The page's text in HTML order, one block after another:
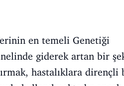
en temeli Genetiği
giderek artan bir
hastalıklara dirençli